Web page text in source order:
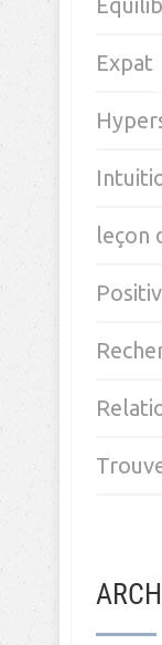
Expat
leçon